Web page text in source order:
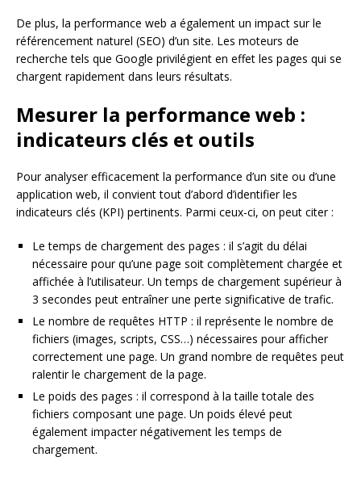
De plus, la performance web a également un impact sur le
référencement naturel (SEO) d’un site. Les moteurs de
recherche tels que Google privilégient en effet les pages qui se
chargent rapidement dans leurs résultats.
Mesurer la performance web :
indicateurs clés et outils
Pour analyser efficacement la performance d’un site ou d’une
application web, il convient tout d’abord d’identifier les
indicateurs clés (KPI) pertinents. Parmi ceux-ci, on peut citer :
Le temps de chargement des pages : il s’agit du délai
nécessaire pour qu’une page soit complètement chargée et
affichée à l’utilisateur. Un temps de chargement supérieur à
3 secondes peut entraîner une perte significative de trafic.
Le nombre de requêtes HTTP : il représente le nombre de
fichiers (images, scripts, CSS…) nécessaires pour afficher
correctement une page. Un grand nombre de requêtes peut
ralentir le chargement de la page.
Le poids des pages : il correspond à la taille totale des
fichiers composant une page. Un poids élevé peut
également impacter négativement les temps de
chargement.